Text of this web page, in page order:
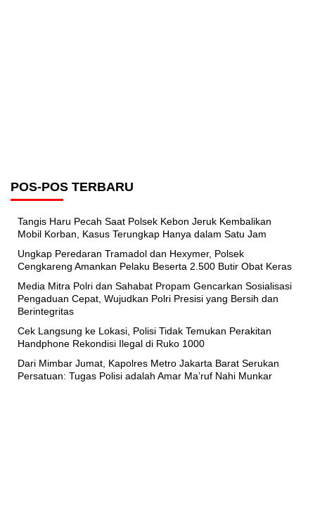
POS-POS TERBARU
Tangis Haru Pecah Saat Polsek Kebon Jeruk Kembalikan
Mobil Korban, Kasus Terungkap Hanya dalam Satu Jam
Ungkap Peredaran Tramadol dan Hexymer, Polsek
Cengkareng Amankan Pelaku Beserta 2.500 Butir Obat Keras
Media Mitra Polri dan Sahabat Propam Gencarkan Sosialisasi
Pengaduan Cepat, Wujudkan Polri Presisi yang Bersih dan
Berintegritas
Cek Langsung ke Lokasi, Polisi Tidak Temukan Perakitan
Handphone Rekondisi Ilegal di Ruko 1000
Dari Mimbar Jumat, Kapolres Metro Jakarta Barat Serukan
Persatuan: Tugas Polisi adalah Amar Ma’ruf Nahi Munkar